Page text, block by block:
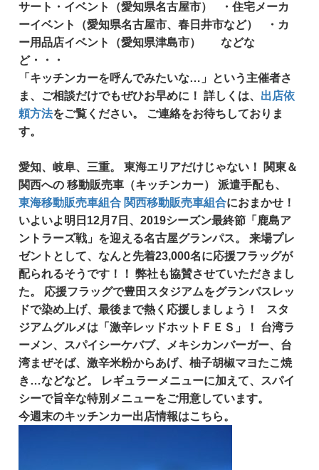
サート・イベント（愛知県名古屋市） ・住宅メーカ
ーイベント（愛知県名古屋市、春日井市など） ・カ
ー用品店イベント（愛知県津島市） などな
ど・・・
「キッチンカーを呼んでみたいな…」という主催者さ
ま、ご相談だけでもぜひお早めに！ 詳しくは、 出店依
頼方法をご覧ください。 ご連絡をお待ちしておりま
す。
愛知、岐阜、三重。東海エリアだけじゃない！
関東＆
関西への移動販売車（キッチンカー）派遣手配も、
東海移動販売車組合 関西移動販売車組合におまかせ！
いよいよ明日12月7日、2019シーズン最終節「鹿島ア
ントラーズ戦」を迎える名古屋グランパス。 来場プレ
ゼントとして、なんと先着23,000名に応援フラッグが
配られるそうです！！ 弊社も協賛させていただきまし
た。 応援フラッグで豊田スタジアムをグランパスレッ
ドで染め上げ、最後まで熱く応援しましょう！ スタ
ジアムグルメは「激辛レッドホットＦＥＳ」！ 台湾ラ
ーメン、スパイシーケバブ、メキシカンバーガー、台
湾まぜそば、激辛米粉からあげ、柚子胡椒マヨたこ焼
き…などなど。 レギュラーメニューに加えて、スパイ
シーで旨辛な特別メニューをご用意しています。
今週末のキッチンカー出店情報はこちら。